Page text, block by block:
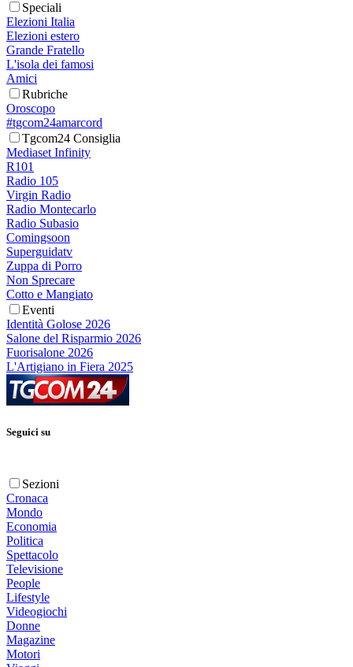
Speciali
Elezioni Italia
Elezioni estero
Grande Fratello
L'isola dei famosi
Amici
Rubriche
Oroscopo
#tgcom24amarcord
Tgcom24 Consiglia
Mediaset Infinity
R101
Radio 105
Virgin Radio
Radio Montecarlo
Radio Subasio
Comingsoon
Superguidatv
Zuppa di Porro
Non Sprecare
Cotto e Mangiato
Eventi
Identità Golose 2026
Salone del Risparmio 2026
Fuorisalone 2026
L'Artigiano in Fiera 2025
Seguici su
Sezioni
Cronaca
Mondo
Economia
Politica
Spettacolo
Televisione
People
Lifestyle
Videogiochi
Donne
Magazine
Motori